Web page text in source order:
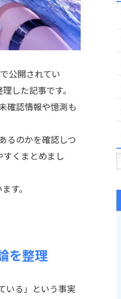
公開されてい
した記事です。
確認情報や憶測も
るのかを確認しつ
くまとめまし
す。
を整理
いる」という事実